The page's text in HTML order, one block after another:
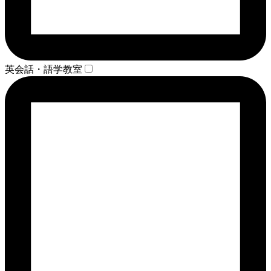
英会話・語学教室